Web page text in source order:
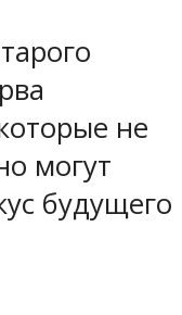
не
могут
будущего